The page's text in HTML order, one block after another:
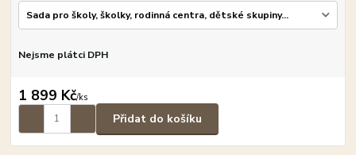
Nejsme plátci DPH
1 899 Kč/ks
Přidat do košíku